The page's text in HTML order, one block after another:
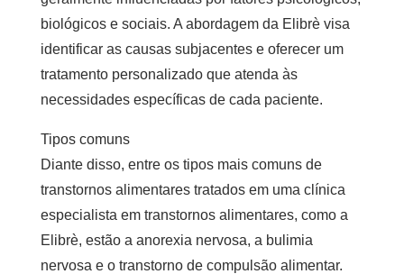
biológicos e sociais. A abordagem da Elibrè visa
identificar as causas subjacentes e oferecer um
tratamento personalizado que atenda às
necessidades específicas de cada paciente.
Tipos comuns
Diante disso, entre os tipos mais comuns de
transtornos alimentares tratados em uma clínica
especialista em transtornos alimentares, como a
Elibrè, estão a anorexia nervosa, a bulimia
nervosa e o transtorno de compulsão alimentar.